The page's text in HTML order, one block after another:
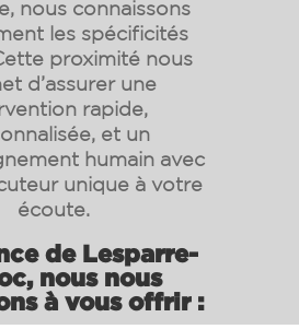
nous connaissons
les spécificités
proximité nous
d’assurer une
rapide,
et un
humain avec
unique à votre
écoute.
de Lesparre-
nous nous
à vous offrir :